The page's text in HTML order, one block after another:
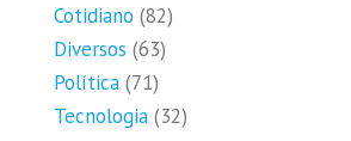
Cotidiano (82)
Diversos (63)
Política (71)
Tecnologia (32)